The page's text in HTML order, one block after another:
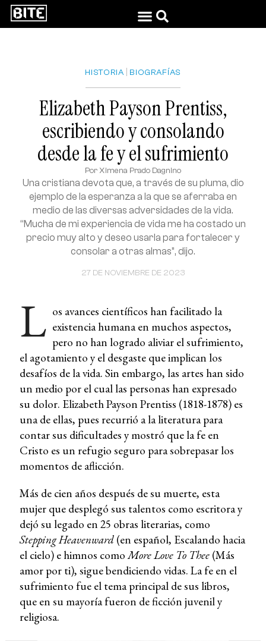
HISTORIA BIOGRAFÍAS
Elizabeth Payson Prentiss,
escribiendo y consolando
desde la fe y el sufrimiento
Por Ximena Prado Dagnino
27 DE NOVIEMBRE DE 2023
Una cristiana devota que, a través de su pluma, dio
ejemplo de la esperanza a la que se aferraba en
medio de las diversas adversidades de la vida.
“Mucha de mi experiencia de vida me ha costado un
precio muy alto y deseo usarla para fortalecer y
consolar a otras almas”, dijo.
L os avances científicos han facilitado la
existencia humana en muchos aspectos,
pero no han logrado aliviar el sufrimiento,
el agotamiento y el desgaste que implican los
desafíos de la vida. Sin embargo, las artes han sido
un medio por el cual las personas han expresado
su dolor. Elizabeth Payson Prentiss (1818-1878) es
una de ellas, pues recurrió a la literatura para
contar sus dificultades y mostró que la fe en
Cristo es un refugio seguro para sobrepasar los
momentos de aflicción.
Más de cien años después de su muerte, esta
mujer que desplegó sus talentos como escritora y
dejó su legado en 25 obras literarias, como
Stepping Heavenward (en español, Escalando hacia
el cielo) e himnos comoMore Love To Thee(Más
amor por ti), sigue bendiciendo vidas. La fe en el
sufrimiento fue el tema principal de sus libros,
que en su mayoría fueron de ficción juvenil y
religiosa.